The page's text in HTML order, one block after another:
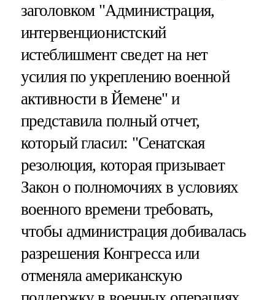
заголовком "Администрация,
интервенционистский
истеблишмент сведет на нет
усилия по укреплению военной
активности в Йемене" и
представила полный отчет,
который гласил: "Сенатская
резолюция, которая призывает
Закон о полномочиях в условиях
военного времени требовать,
чтобы администрация добивалась
разрешения Конгресса или
отменяла американскую